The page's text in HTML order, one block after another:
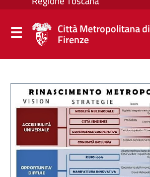
Città Metropolitana di
Firenze